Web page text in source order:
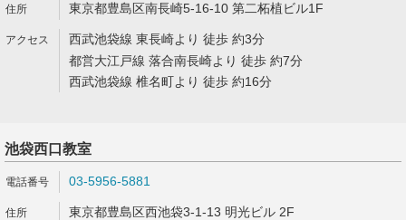
東京都豊島区南長崎5-16-10 第二柘植ビル1F
西武池袋線 東長崎より 徒歩 約3分
都営大江戸線 落合南長崎より 徒歩 約7分
西武池袋線 椎名町より 徒歩 約16分
池袋西口教室
03-5956-5881
東京都豊島区西池袋3-1-13 明光ビル 2F